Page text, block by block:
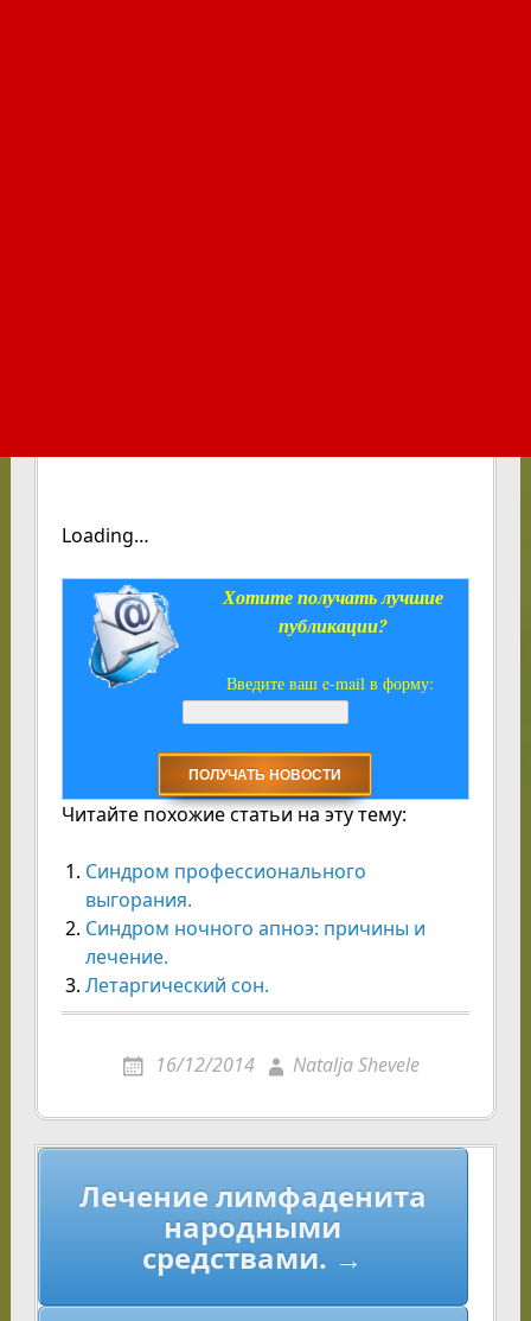
Loading…
Хотите получать лучшие
публикации?
Введите ваш e-mail в форму:
Читайте похожие статьи на эту тему:
Синдром профессионального
выгорания.
Синдром ночного апноэ: причины и
лечение.
Летаргический сон.
16/12/2014 Natalja Shevele
Навигация
Лечение лимфаденита
народными
средствами. →